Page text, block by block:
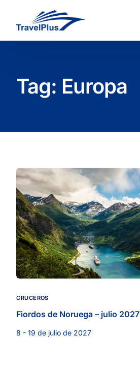
Tag: Europa
CRUCEROS
Fiordos de Noruega – julio 2027
8 - 19 de julio de 2027